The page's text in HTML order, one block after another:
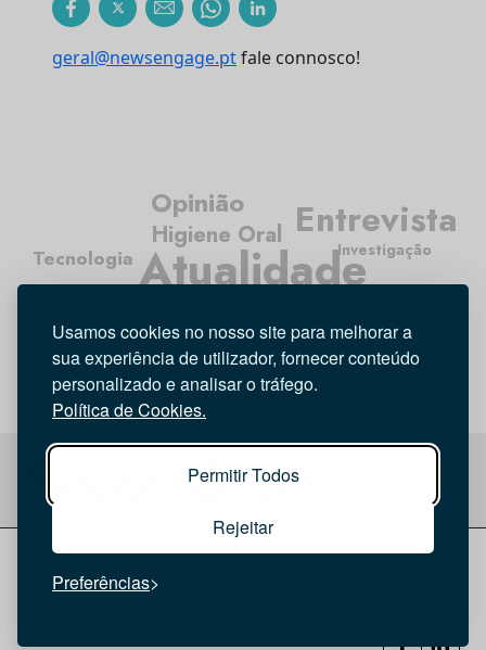
Usamos cookies no nosso site para melhorar a
sua experiência de utilizador, fornecer conteúdo
personalizado e analisar o tráfego.
Política de Cookies.
Permitir Todos
Rejeitar
Preferências
geral@newsengage.ptfale connosco!
Atualidade
Médicos Dentistas
Higiene Oral Entrevista
Opinião
Tecnologia Investigação
Política de privacidade